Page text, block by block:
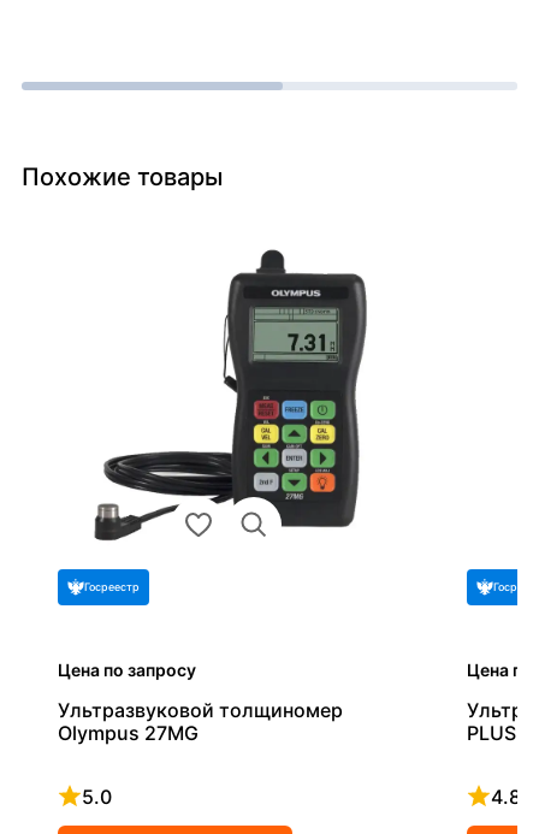
Похожие товары
Госреестр
Цена по запросу
Ультразвуковой толщиномер
Olympus 27MG
5.0
Рейтинг 5 из 5
Цена по
PLUS
4.8